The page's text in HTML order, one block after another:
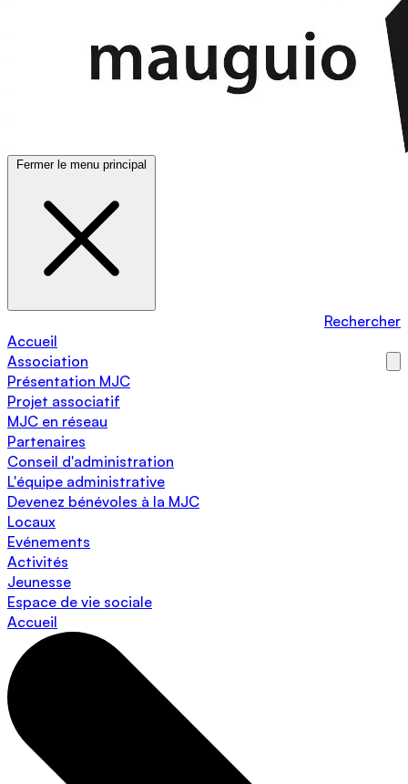
Fermer le menu principal
Rechercher
Accueil
Association
Présentation MJC
Projet associatif
MJC en réseau
Partenaires
Conseil d'administration
L'équipe administrative
Devenez bénévoles à la MJC
Locaux
Evénements
Activités
Jeunesse
Espace de vie sociale
Accueil